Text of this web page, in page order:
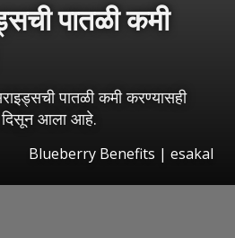
पातळी कमी
पातळी कमी करण्यासही
दिसून आला आहे.
Blueberry Benefits | esakal